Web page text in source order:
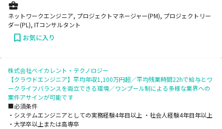
ネットワークエンジニア, プロジェクトマネージャー(PM), プロジェクトリー
ダー(PL), ITコンサルタント
お気に入り
株式会社ベイカレント・テクノロジー
【クラウドエンジニア】平均年収1,100万円超／平均残業時間22hで給与とワ
ークライフバランスを両立できる環境／ワンプール制による多様な業界への
案件アサインが可能です
■必須条件
・システムエンジニアとしての実務経験4年目以上 ・社会人経験4年目年以上
・大学卒以上または高専卒